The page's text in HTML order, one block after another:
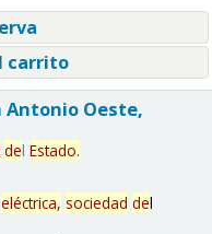
carrito
Oeste,
del Estado.
eléctrica, sociedad del